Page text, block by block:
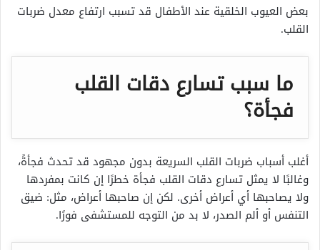
بعض العيوب الخلقية عند الأطفال قد تسبب ارتفاع معدل ضربات
القلب.
ما سبب تسارع دقات القلب
فجأة؟
أغلب أسباب ضربات القلب السريعة بدون مجهود قد تحدث فجأةً،
وغالبًا لا يمثل تسارع دقات القلب فجأة خطرًا إن كانت بمفردها
ولا يصاحبها أي أعراض أخرى. لكن إن صاحبها أعراض، مثل: ضيق
التنفس أو ألم الصدر، لا بد من التوجه للمستشفى فورًا.